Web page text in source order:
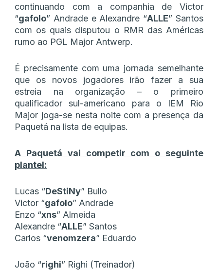
continuando com a companhia de Victor
“gafolo” Andrade e Alexandre “ALLE” Santos
com os quais disputou o RMR das Américas
rumo ao PGL Major Antwerp.
É precisamente com uma jornada semelhante
que os novos jogadores irão fazer a sua
estreia na organização – o primeiro
qualificador sul-americano para o IEM Rio
Major joga-se nesta noite com a presença da
Paquetá na lista de equipas.
A Paquetá vai competir com o seguinte
plantel:
Lucas “DeStiNy” Bullo
Victor “gafolo” Andrade
Enzo “xns” Almeida
Alexandre “ALLE” Santos
Carlos “venomzera” Eduardo
João “righi” Righi (Treinador)